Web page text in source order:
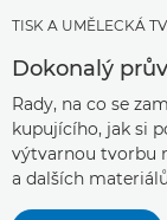
TISK A UMĚLECKÁ
Dokonalý
Rady, na co se
kupujícího, jak si
výtvarnou tvorbu
a dalších